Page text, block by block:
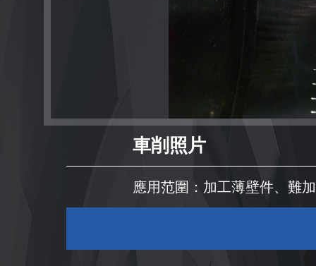
車削照片
應用范圍：加工薄壁件、難